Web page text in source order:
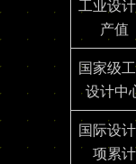
工业设
产值
国家级
设计中
国际设
项累计